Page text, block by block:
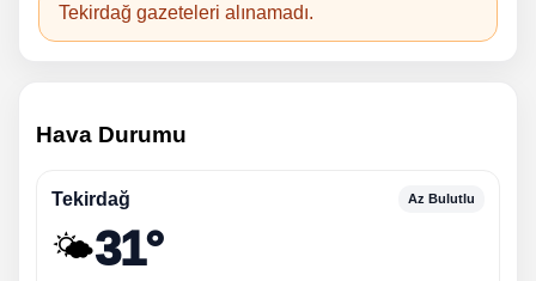
Tekirdağ gazeteleri alınamadı.
Hava Durumu
Tekirdağ Az Bulutlu
🌤️31°